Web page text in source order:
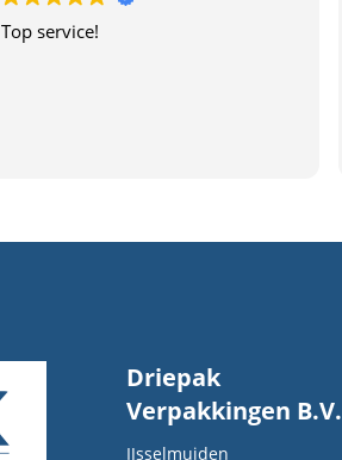
Top service!
Driepak
Verpakkingen B.V.
IJsselmuiden